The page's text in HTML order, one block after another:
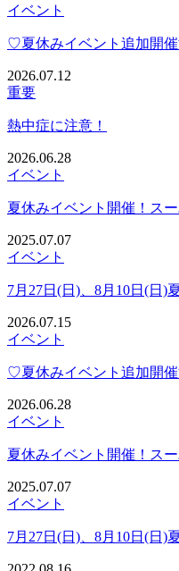
イベント
♡夏休みイベント追加開
2026.07.12
重要
熱中症に注意！
2026.06.28
イベント
夏休みイベント開催！ス
2025.07.07
イベント
7月27日(日)、8月10日(日)
2026.07.15
イベント
♡夏休みイベント追加開
2026.06.28
イベント
夏休みイベント開催！ス
2025.07.07
イベント
7月27日(日)、8月10日(日)